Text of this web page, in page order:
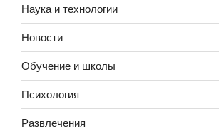
Наука и технологии
Новости
Обучение и школы
Психология
Развлечения